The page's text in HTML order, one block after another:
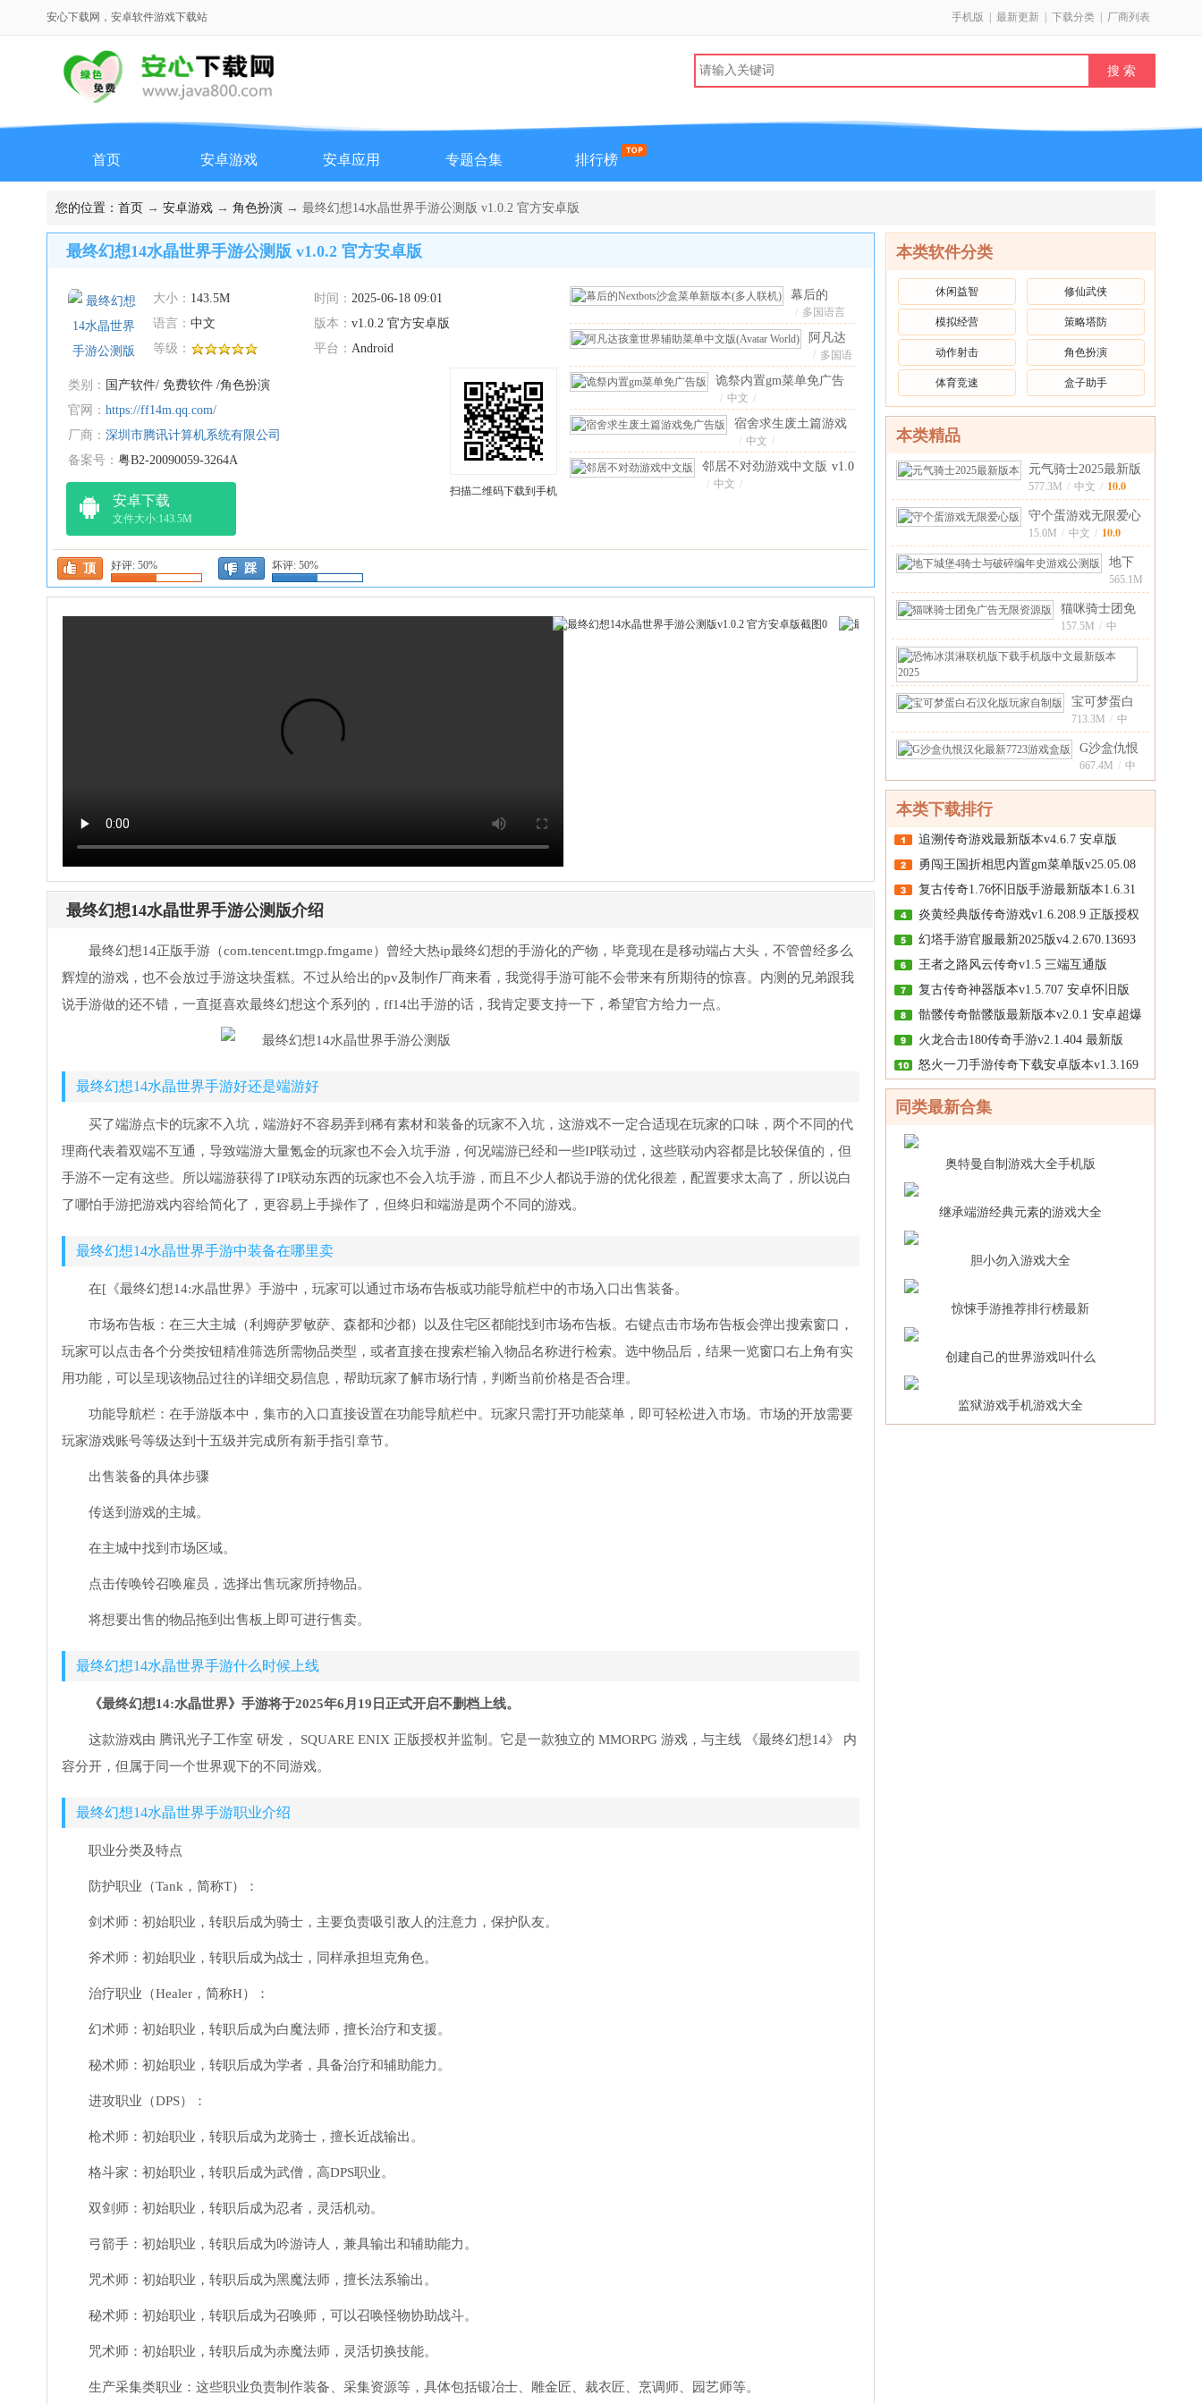
安心下载网，安卓软件游戏下载站 手机版 最新更新 下载分类 厂商列表
首页 安卓游戏 安卓应用 专题合集 排行榜
您的位置： 首页 → 安卓游戏 → 角色扮演 → 最终幻想14水晶世界手游公测版 v1.0.2 官方安卓版
最终幻想14水晶世界手游公测版 v1.0.2 官方安卓版
大小： 143.5M 时间： 2025-06-18 09:01
语言： 中文 版本： v1.0.2 官方安卓版
等级：
平台： Android
类别： 国产软件/ 免费软件 /角色扮演
官网： https://ff14m.qq.com/
厂商： 深圳市腾讯计算机系统有限公司
备案号： 粤B2-20090059-3264A
安卓下载
文件大小:143.5M
顶 好评: 50% 踩 坏评: 50%
幕后的
Nextbots沙
盒菜单新版
本(多人联
机) v9.1.1
安卓中文
/ 多国语言
[中文] /
阿凡达
孩童世
界辅助
文版
(Avatar
安卓版
/ 多国语
言[中
文]
诡祭内置gm菜单免广告
版 v1.0 安卓版
/ 中文 /
宿舍求生废土篇游戏
免广告版
版
/ 中文 /
邻居不对劲游戏中文版 v1.0
安卓版
/ 中文 /
扫描二维码下载到手机
最终幻想14水晶世界手游公测版介绍
最终幻想14正版手游（com.tencent.tmgp.fmgame）曾经大热ip最终幻想的手游化的产物，毕竟现在是移动端占大头，不管曾经多么
辉煌的游戏，也不会放过手游这块蛋糕。不过从给出的pv及制作厂商来看，我觉得手游可能不会带来有所期待的惊喜。内测的兄弟跟我
说手游做的还不错，一直挺喜欢最终幻想这个系列的，ff14出手游的话，我肯定要支持一下，希望官方给力一点。
最终幻想14水晶世界手游好还是端游好
买了端游点卡的玩家不入坑，端游好不容易弄到稀有素材和装备的玩家不入坑，这游戏不一定合适现在玩家的口味，两个不同的代
理商代表着双端不互通，导致端游大量氪金的玩家也不会入坑手游，何况端游已经和一些IP联动过，这些联动内容都是比较保值的，但
手游不一定有这些。所以端游获得了IP联动东西的玩家也不会入坑手游，而且不少人都说手游的优化很差，配置要求太高了，所以说白
了哪怕手游把游戏内容给简化了，更容易上手操作了，但终归和端游是两个不同的游戏。
最终幻想14水晶世界手游中装备在哪里卖
在[《最终幻想14:水晶世界》手游中，玩家可以通过市场布告板或功能导航栏中的市场入口出售装备。
市场布告板：在三大主城（利姆萨罗敏萨、森都和沙都）以及住宅区都能找到市场布告板。右键点击市场布告板会弹出搜索窗口，
玩家可以点击各个分类按钮精准筛选所需物品类型，或者直接在搜索栏输入物品名称进行检索。选中物品后，结果一览窗口右上角有实
用功能，可以呈现该物品过往的详细交易信息，帮助玩家了解市场行情，判断当前价格是否合理。
功能导航栏：在手游版本中，集市的入口直接设置在功能导航栏中。玩家只需打开功能菜单，即可轻松进入市场。市场的开放需要
玩家游戏账号等级达到十五级并完成所有新手指引章节。
出售装备的具体步骤
传送到游戏的主城。
在主城中找到市场区域。
点击传唤铃召唤雇员，选择出售玩家所持物品。
将想要出售的物品拖到出售板上即可进行售卖。
最终幻想14水晶世界手游什么时候上线
《最终幻想14:水晶世界》手游将于2025年6月19日正式开启不删档上线。
这款游戏由 腾讯光子工作室 研发， SQUARE ENIX 正版授权并监制。它是一款独立的 MMORPG 游戏，与主线 《最终幻想14》 内
容分开，但属于同一个世界观下的不同游戏。
最终幻想14水晶世界手游职业介绍
职业分类及特点
防护职业（Tank，简称T）：
剑术师：初始职业，转职后成为骑士，主要负责吸引敌人的注意力，保护队友。
斧术师：初始职业，转职后成为战士，同样承担坦克角色。
治疗职业（Healer，简称H）：
幻术师：初始职业，转职后成为白魔法师，擅长治疗和支援。
秘术师：初始职业，转职后成为学者，具备治疗和辅助能力。
进攻职业（DPS）：
枪术师：初始职业，转职后成为龙骑士，擅长近战输出。
格斗家：初始职业，转职后成为武僧，高DPS职业。
双剑师：初始职业，转职后成为忍者，灵活机动。
弓箭手：初始职业，转职后成为吟游诗人，兼具输出和辅助能力。
咒术师：初始职业，转职后成为黑魔法师，擅长法系输出。
秘术师：初始职业，转职后成为召唤师，可以召唤怪物协助战斗。
咒术师：初始职业，转职后成为赤魔法师，灵活切换技能。
生产采集类职业：这些职业负责制作装备、采集资源等，具体包括锻冶士、雕金匠、裁衣匠、烹调师、园艺师等。
本类软件分类
休闲益智 修仙武侠
模拟经营 策略塔防
动作射击 角色扮演
体育竞速 盒子助手
本类精品
元气骑士2025最新版
本v7.6.0 官
577.3M / 中文 / 10.0
守个蛋游戏无限爱心
版v1.0.0 安
15.0M / 中文 / 10.0
地下
城堡4
与破
碎编
年史
565.1M
中
文 / 10.0
猫咪骑士团免
广告无限资源
版v1
157.5M / 中
文 / 10.0
版
多
言
宝可梦蛋白
石汉化版玩
家自制版
713.3M / 中
文 / 10.0
G沙盒仇恨
汉化最新
7723游戏盒
667.4M / 中
文 / 10.0
本类下载排行
追溯传奇游戏最新版本v4.6.7 安卓版
勇闯王国折相思内置gm菜单版v25.05.08
复古传奇1.76怀旧版手游最新版本1.6.31
炎黄经典版传奇游戏v1.6.208.9 正版授权
幻塔手游官服最新2025版v4.2.670.13693
王者之路风云传奇v1.5 三端互通版
复古传奇神器版本v1.5.707 安卓怀旧版
骷髅传奇骷髅版最新版本v2.0.1 安卓超爆
火龙合击180传奇手游v2.1.404 最新版
怒火一刀手游传奇下载安卓版本v1.3.169
同类最新合集
奥特曼自制游戏大全手机版
继承端游经典元素的游戏大全
胆小勿入游戏大全
惊悚手游推荐排行榜最新
创建自己的世界游戏叫什么
监狱游戏手机游戏大全